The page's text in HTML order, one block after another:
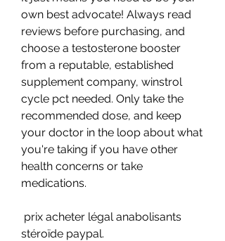
own best advocate! Always read
reviews before purchasing, and
choose a testosterone booster
from a reputable, established
supplement company, winstrol
cycle pct needed. Only take the
recommended dose, and keep
your doctor in the loop about what
you're taking if you have other
health concerns or take
medications.
stéroïde paypal.